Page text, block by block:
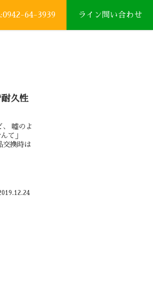
64-3939 ライン問い合わせ
久性
、 嘘のよ
て」
交換時は